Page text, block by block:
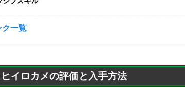
ク一覧
ヒイロカメの評価と入手方法